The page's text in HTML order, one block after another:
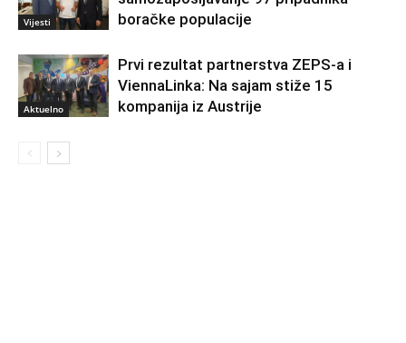
Vijesti
boračke populacije
Aktuelno
Prvi rezultat partnerstva ZEPS-a i
ViennaLinka: Na sajam stiže 15
kompanija iz Austrije